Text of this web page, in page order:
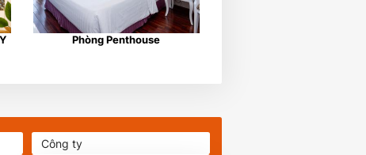
Phòng Penthouse